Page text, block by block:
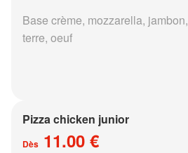
Base crème, mozzarella,
terre, oeuf
Pizza chicken junior
Dès 11.00 €